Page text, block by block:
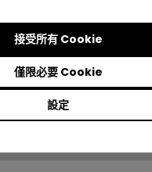
設定
僅限必要 Cookie
接受所有 Cookie
2 中讓多個白板同步
6 翻譯功能提升白板